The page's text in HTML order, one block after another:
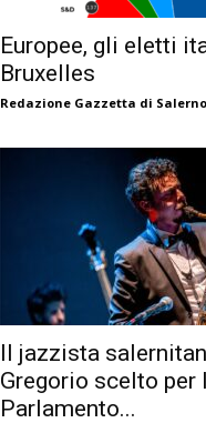
Europee, gli eletti
Bruxelles
Redazione Gazzetta di Salerno
Il jazzista
Gregorio scelto per
Parlamento...